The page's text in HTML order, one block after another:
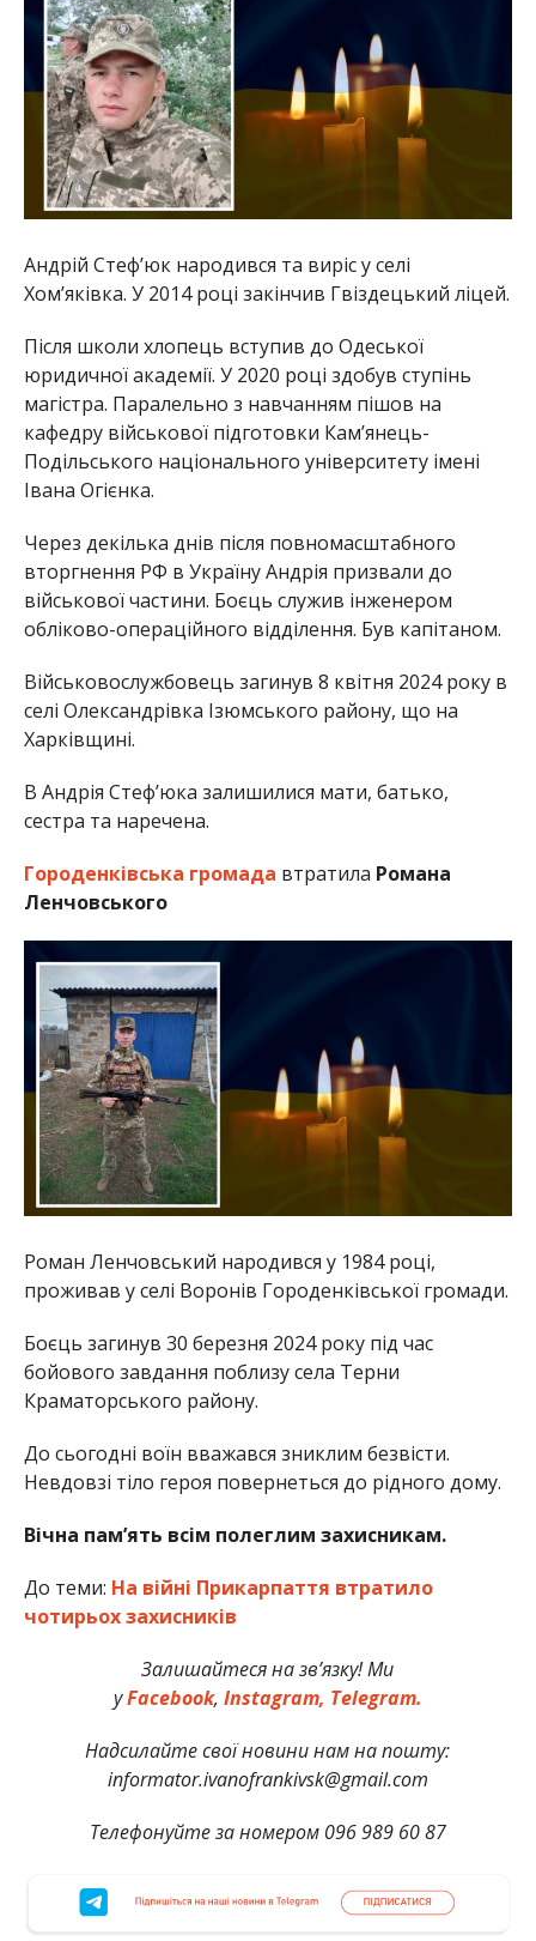
Андрій Стеф’юк народився та виріс у селі
Хом’яківка. У 2014 році закінчив Гвіздецький ліцей.
Після школи хлопець вступив до Одеської
юридичної академії. У 2020 році здобув ступінь
магістра. Паралельно з навчанням пішов на
кафедру військової підготовки Кам’янець-
Подільського національного університету імені
Івана Огієнка.
Через декілька днів після повномасштабного
вторгнення РФ в Україну Андрія призвали до
військової частини. Боєць служив інженером
обліково-операційного відділення. Був капітаном.
Військовослужбовець загинув 8 квітня 2024 року в
селі Олександрівка Ізюмського району, що на
Харківщині.
В Андрія Стеф’юка залишилися мати, батько,
сестра та наречена.
Городенківська громада втратила Романа
Ленчовського
Роман Ленчовський народився у 1984 році,
проживав у селі Воронів Городенківської громади.
Боєць загинув 30 березня 2024 року під час
бойового завдання поблизу села Терни
Краматорського району.
До сьогодні воїн вважався зниклим безвісти.
Невдовзі тіло героя повернеться до рідного дому.
Вічна пам’ять всім полеглим захисникам.
До теми: На війні Прикарпаття втратило
чотирьох захисників
Залишайтеся на зв’язку! Ми
уFacebook, Instagram, Telegram.
Надсилайте свої новини нам на пошту:
informator.ivanofrankivsk@gmail.com
Телефонуйте за номером 096 989 60 87